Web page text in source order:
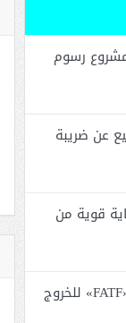
رسوم
عن ضريبة
قوية من
لبنان يسرّع تنفيذ متطلبات «FATF» للخروج